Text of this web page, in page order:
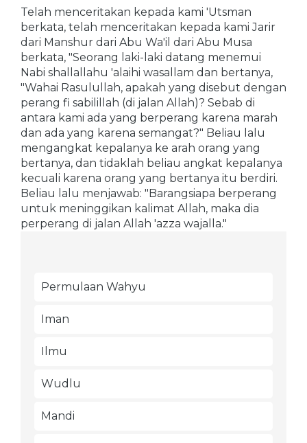
Telah menceritakan kepada kami 'Utsman
berkata, telah menceritakan kepada kami Jarir
dari Manshur dari Abu Wa'il dari Abu Musa
berkata, "Seorang laki-laki datang menemui
Nabi shallallahu 'alaihi wasallam dan bertanya,
"Wahai Rasulullah, apakah yang disebut dengan
perang fi sabilillah (di jalan Allah)? Sebab di
antara kami ada yang berperang karena marah
dan ada yang karena semangat?" Beliau lalu
mengangkat kepalanya ke arah orang yang
bertanya, dan tidaklah beliau angkat kepalanya
kecuali karena orang yang bertanya itu berdiri.
Beliau lalu menjawab: "Barangsiapa berperang
untuk meninggikan kalimat Allah, maka dia
perperang di jalan Allah 'azza wajalla."
Permulaan Wahyu
Iman
Ilmu
Wudlu
Mandi